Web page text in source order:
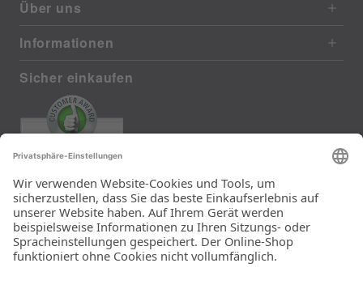
Über uns
Informationen
Sicher einkaufen
372 reviews from real customers
(last 12 months)
Total: 11290
Die Auswahl und die
Einfachheit der
Bestellung.